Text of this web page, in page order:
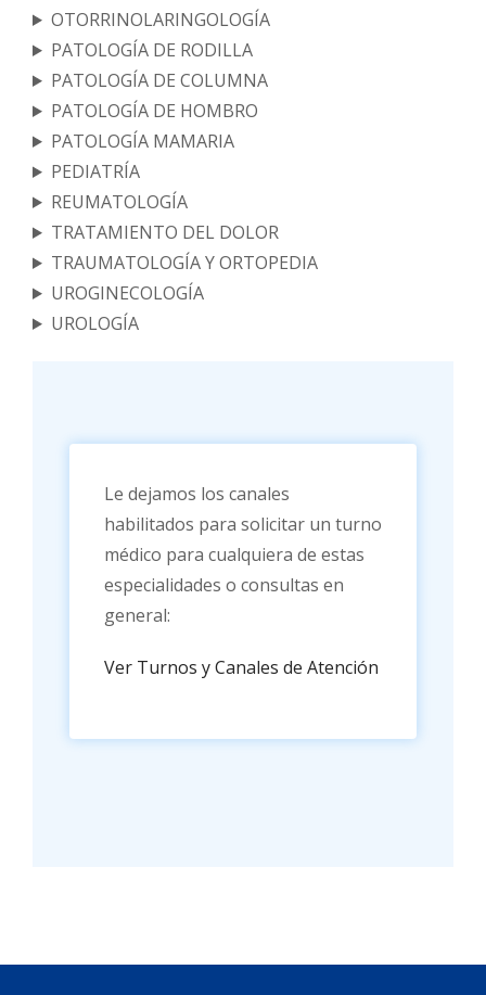
OTORRINOLARINGOLOGÍA
PATOLOGÍA DE RODILLA
PATOLOGÍA DE COLUMNA
PATOLOGÍA DE HOMBRO
PATOLOGÍA MAMARIA
PEDIATRÍA
REUMATOLOGÍA
TRATAMIENTO DEL DOLOR
TRAUMATOLOGÍA Y ORTOPEDIA
UROGINECOLOGÍA
UROLOGÍA
Le dejamos los canales
habilitados para solicitar un turno
médico para cualquiera de estas
especialidades o consultas en
general:
Ver Turnos y Canales de Atención